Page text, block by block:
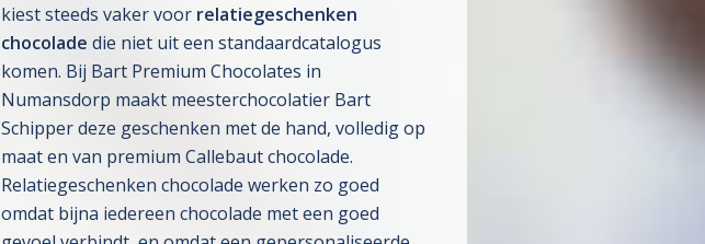
kiest steeds vaker voor relatiegeschenken
chocolade die niet uit een standaardcatalogus
komen. Bij Bart Premium Chocolates in
Numansdorp maakt meesterchocolatier Bart
Schipper deze geschenken met de hand, volledig op
maat en van premium Callebaut chocolade.
Relatiegeschenken chocolade werken zo goed
omdat bijna iedereen chocolade met een goed